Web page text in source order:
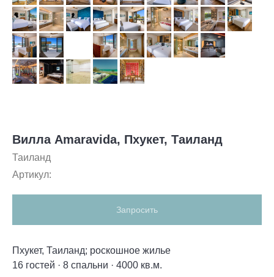
Вилла Amaravida, Пхукет, Таиланд
Таиланд
Артикул:
Запросить
Пхукет, Таиланд; роскошное жильe
16 гостей · 8 спальни · 4000 кв.м.